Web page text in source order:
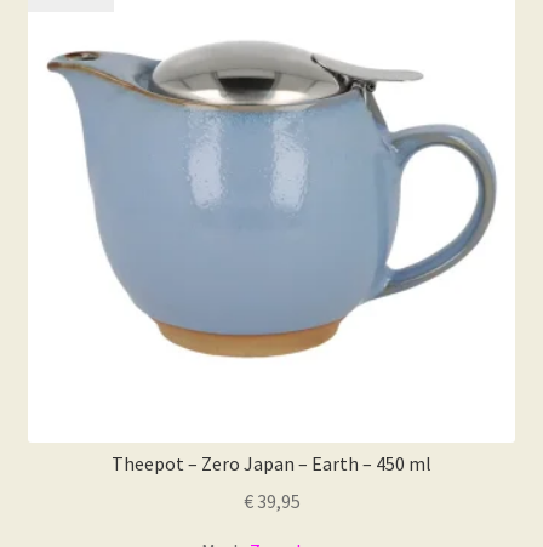
Theepot – Zero Japan – Earth – 450 ml
€39,95